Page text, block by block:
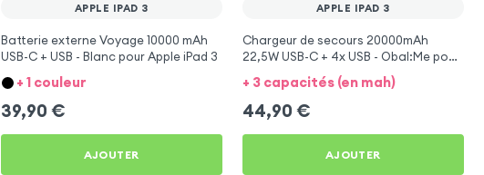
APPLE IPAD 3
Batterie externe Voyage 10000 mAh
USB-C + USB - Blanc pour Apple iPad 3
+ 1 couleur
39,90 €
AJOUTER
APPLE IPAD 3
Chargeur de secours 20000mAh
22,5W USB-C + 4x USB - Obal:Me pour
Apple iPad 3
+ 3 capacités (en mah)
44,90 €
AJOUTER